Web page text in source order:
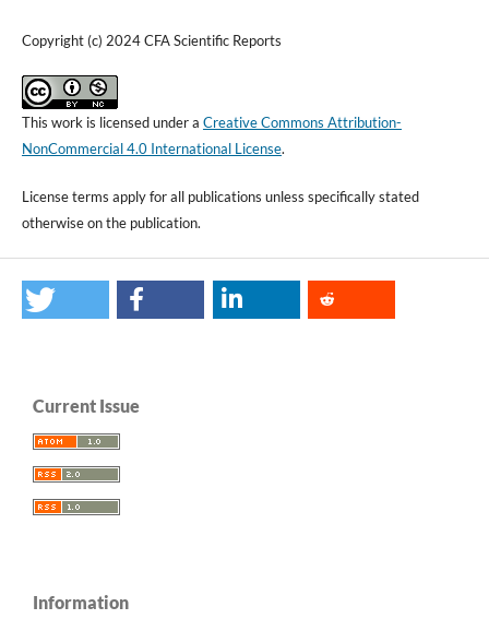
Copyright (c) 2024 CFA Scientific Reports
This work is licensed under a Creative Commons Attribution-
NonCommercial 4.0 International License.
License terms apply for all publications unless specifically stated
otherwise on the publication.
Current Issue
Information